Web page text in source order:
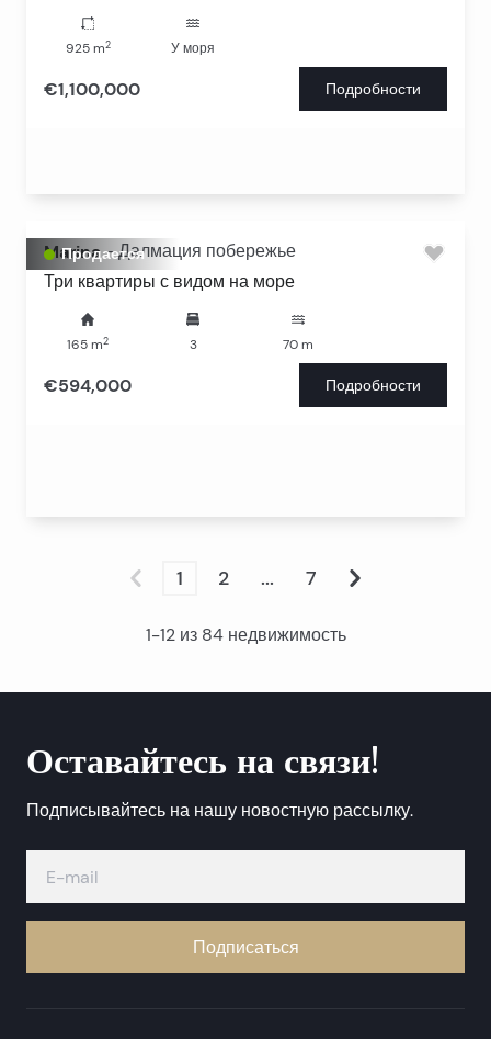
925m2 У моря
€1,100,000 Подробности
Продается
Marina - Далмация побережье
Три квартиры с видом на море
165 m2 3 70 m
€594,000 Подробности
1 2 ... 7
1-12 из 84 недвижимость
Оставайтесь на связи!
Подписывайтесь на нашу новостную рассылку.
Подписаться